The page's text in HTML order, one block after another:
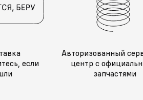
если
Авторизованный
центр с
запчастями